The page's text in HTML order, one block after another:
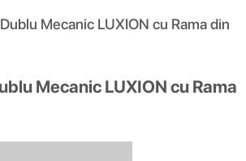
Mecanic LUXION cu Rama din
Mecanic LUXION cu Rama